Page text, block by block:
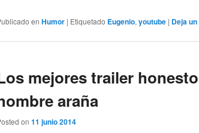
en Humor | Etiquetado Eugenio, youtube | Deja
mejores trailer
araña
on 11 junio 2014